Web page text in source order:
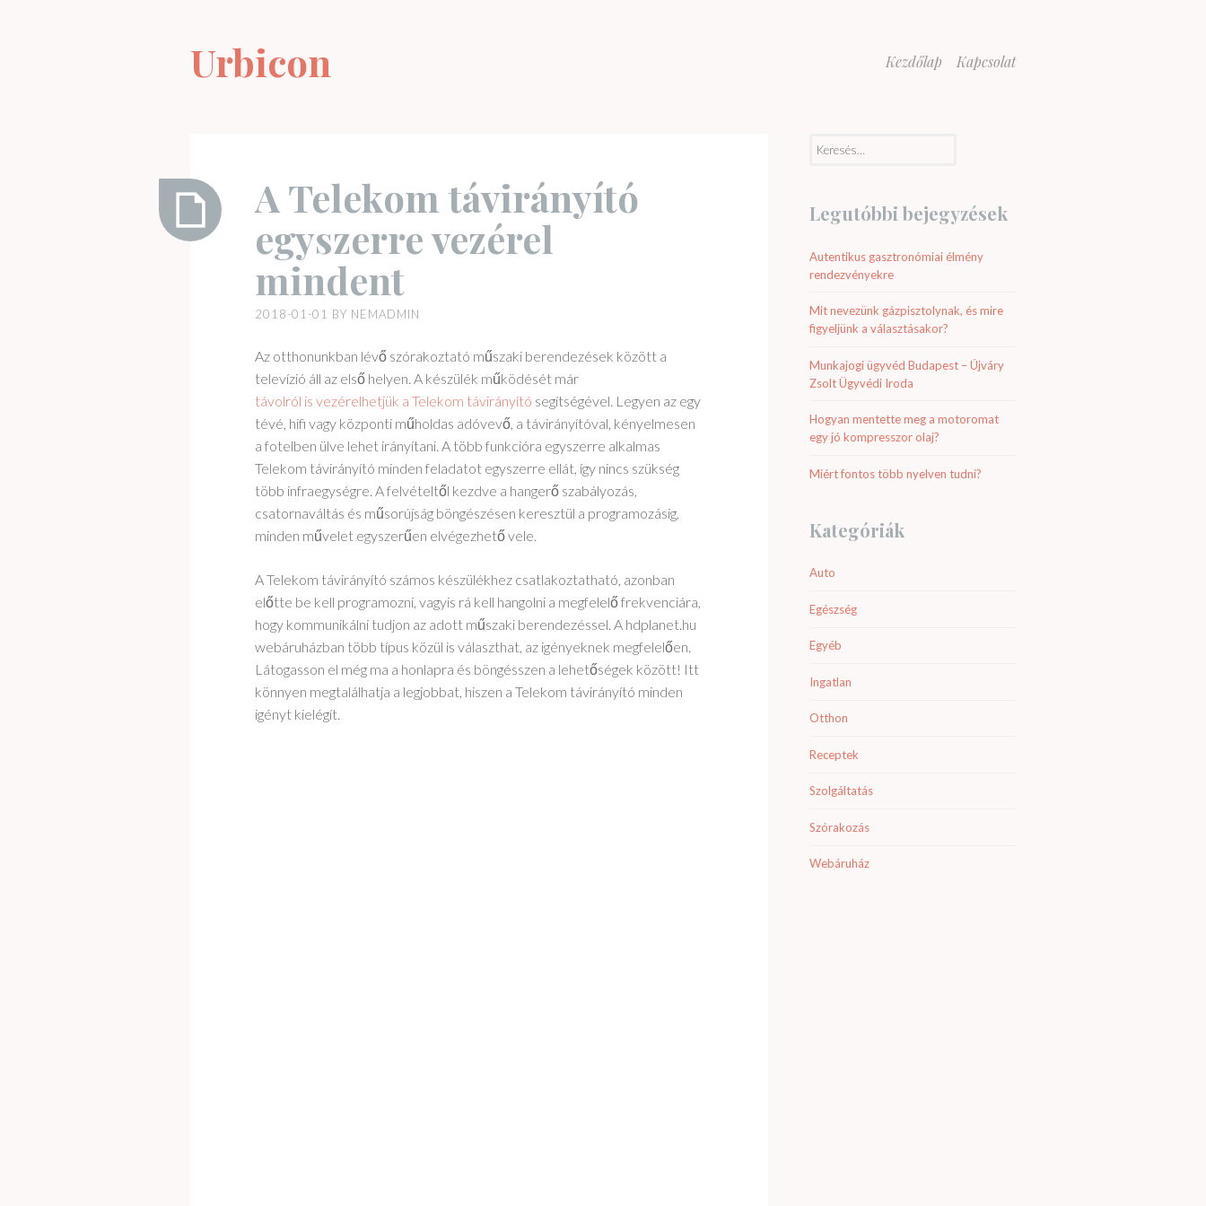
content
Kezdőlap Kapcsolat
Urbicon
A Telekom távirányító
egyszerre vezérel
mindent
2018-01-01 BY NEMADMIN
Az otthonunkban lévő szórakoztató műszaki berendezések között a
televízió áll az első helyen. A készülék működését már
távolról is vezérelhetjük a Telekom távirányító segítségével. Legyen az egy
tévé, hifi vagy központi műholdas adóvevő, a távirányítóval, kényelmesen
a fotelben ülve lehet irányítani. A több funkcióra egyszerre alkalmas
Telekom távirányító minden feladatot egyszerre ellát, így nincs szükség
több infraegységre. A felvételtől kezdve a hangerő szabályozás,
csatornaváltás és műsorújság böngészésen keresztül a programozásig,
minden művelet egyszerűen elvégezhető vele.
A Telekom távirányító számos készülékhez csatlakoztatható, azonban
előtte be kell programozni, vagyis rá kell hangolni a megfelelő frekvenciára,
hogy kommunikálni tudjon az adott műszaki berendezéssel. A hdplanet.hu
webáruházban több típus közül is választhat, az igényeknek megfelelően.
Látogasson el még ma a honlapra és böngésszen a lehetőségek között! Itt
könnyen megtalálhatja a legjobbat, hiszen a Telekom távirányító minden
igényt kielégít.
Legutóbbi bejegyzések
Autentikus gasztronómiai élmény
rendezvényekre
Mit nevezünk gázpisztolynak, és mire
figyeljünk a választásakor?
Munkajogi ügyvéd Budapest – Újváry
Zsolt Ügyvédi Iroda
Hogyan mentette meg a motoromat
egy jó kompresszor olaj?
Miért fontos több nyelven tudni?
Kategóriák
Auto
Egészség
Egyéb
Ingatlan
Otthon
Receptek
Szolgáltatás
Szórakozás
Webáruház